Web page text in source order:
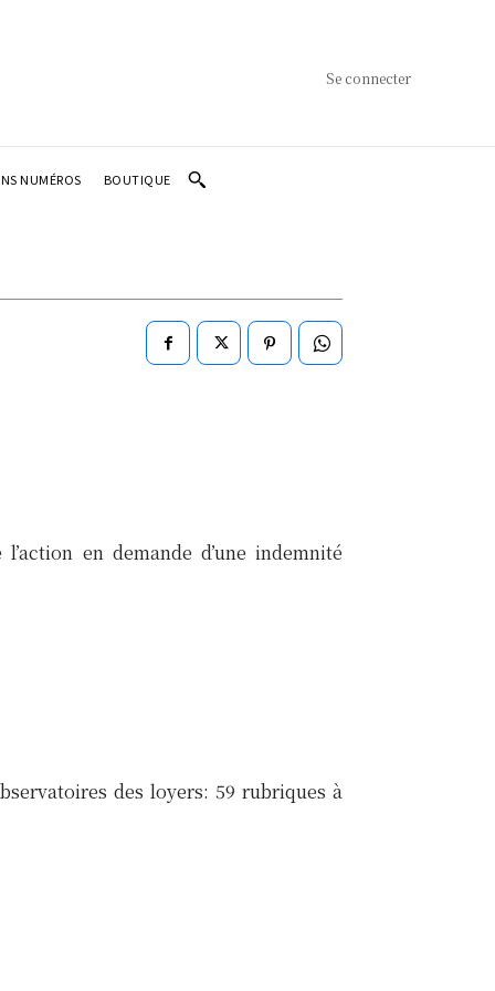
Se connecter
NUMÉROS BOUTIQUE
en demande d’une indemnité
des loyers: 59 rubriques à